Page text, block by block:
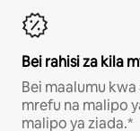
Bei rahisi za kila
Bei maalumu
mrefu na malipo
malipo ya ziada.*